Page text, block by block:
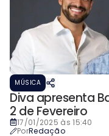
MÚSICA
Diva apresenta
2 de Fevereiro
17/01/2025 às 15:40
PorRedação